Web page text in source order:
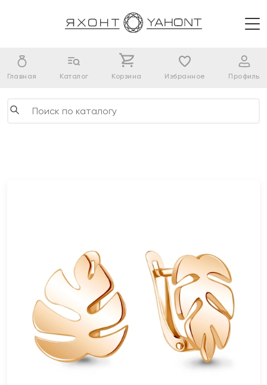
Главная Каталог Корзина Избранное Профиль